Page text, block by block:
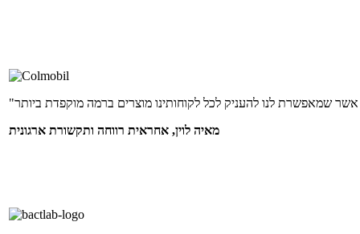
מאיה לוין, אחראית רווחה ותקשורת ארגונית